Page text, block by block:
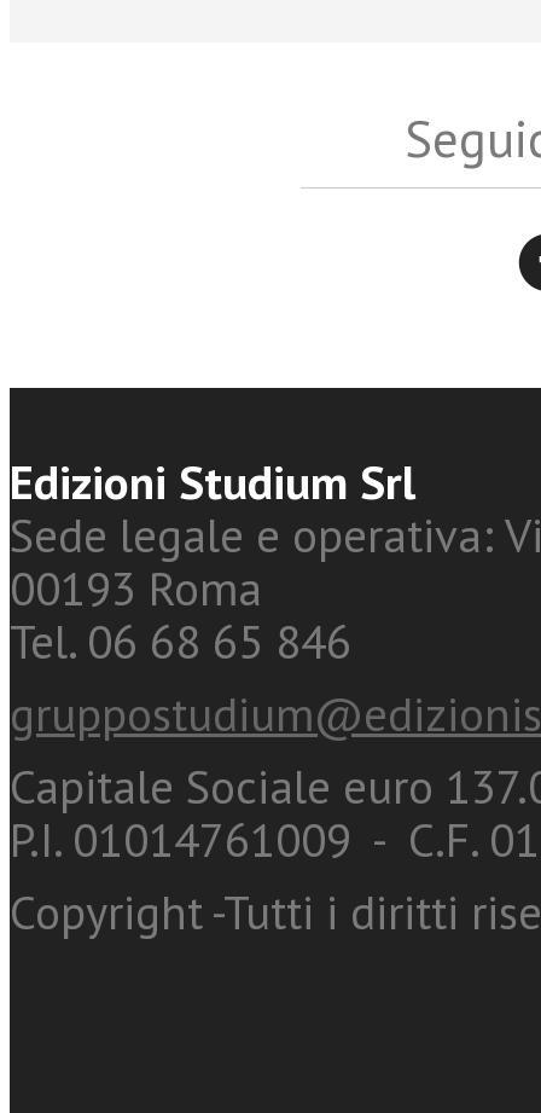
Edizioni Studium Srl
Sede legale e operativa:
00193 Roma
Tel. 06 68 65 846
Capitale Sociale euro
P.I. 01014761009 - C.F.
Copyright -Tutti i diritti